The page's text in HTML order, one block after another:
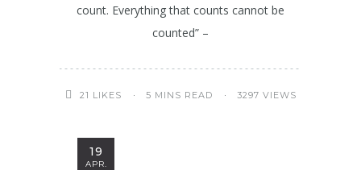
count. Everything that counts cannot be
counted” –
21 LIKES 5 MINS READ 3297 VIEWS
19
APR.